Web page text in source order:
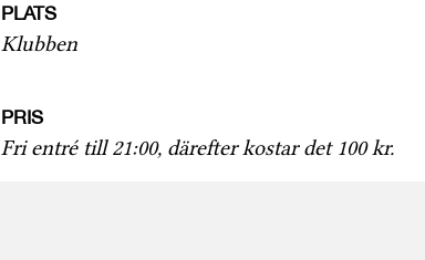
PLATS
Klubben
PRIS
Fri entré till 21:00, därefter kostar det 100 kr.